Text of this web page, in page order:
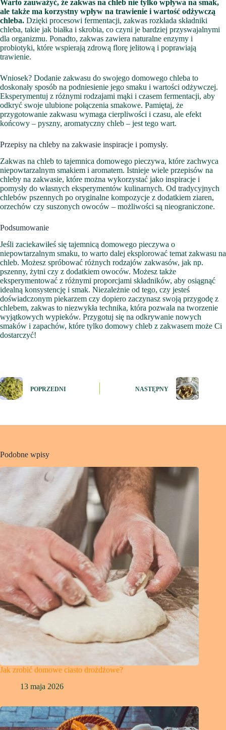
Warto zauważyć, że zakwas na chleb nie tylko wpływa na smak,
ale także ma korzystny wpływ na trawienie i wartość odżywczą
chleba. Dzięki procesowi fermentacji, zakwas rozkłada składniki
chleba, takie jak białka i skrobia, co czyni je bardziej przyswajalnymi
dla organizmu. Ponadto, zakwas zawiera naturalne enzymy i
probiotyki, które wspierają zdrową florę jelitową i poprawiają
trawienie.
Wniosek? Dodanie zakwasu do swojego domowego chleba to
doskonały sposób na podniesienie jego smaku i wartości odżywczej.
Eksperymentuj z różnymi rodzajami mąki i czasem fermentacji, aby
odkryć swoje ulubione połączenia smakowe. Pamiętaj, że
przygotowanie zakwasu wymaga cierpliwości i czasu, ale efekt
końcowy – pyszny, aromatyczny chleb – jest tego wart.
Przepisy na chleby na zakwasie inspiracje i pomysły.
Zakwas na chleb to tajemnica domowego pieczywa, które zachwyca
niepowtarzalnym smakiem i aromatem. Istnieje wiele przepisów na
chleby na zakwasie, które można wykorzystać jako inspiracje i
pomysły do własnych eksperymentów kulinarnych. Od tradycyjnych
chlebów pszennych po oryginalne kompozycje z dodatkiem ziaren,
orzechów czy suszonych owoców – możliwości są nieograniczone.
Podsumowanie
Jeśli zaciekawiłeś się tajemnicą domowego pieczywa o
niepowtarzalnym smaku, to warto dalej eksplorować temat zakwasu na
chleb. Możesz spróbować różnych rodzajów zakwasów, jak np.
pszenny, żytni czy z dodatkiem owoców. Możesz także
eksperymentować z różnymi proporcjami składników, aby osiągnąć
idealną konsystencję i smak. Niezależnie od tego, czy jesteś
doświadczonym piekarzem czy dopiero zaczynasz swoją przygodę z
chlebem, zakwas to niezwykła technika, która pozwala na tworzenie
wyjątkowych wypieków. Przygotuj się na odkrywanie nowych
smaków i zapachów, które tylko domowy chleb z zakwasem może Ci
dostarczyć!
POPRZEDNI NASTĘPNY
Podobne wpisy
Jak zrobić domowe ciasto drożdżowe?
13 maja 2026